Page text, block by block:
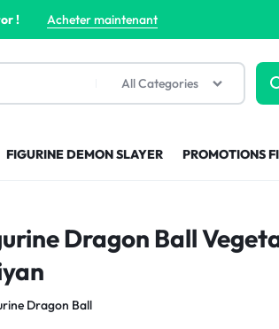
! Acheter maintenant
All Categories
FIGURINE DEMON SLAYER PROMOTIONS
Dragon Ball
Dragon Ball